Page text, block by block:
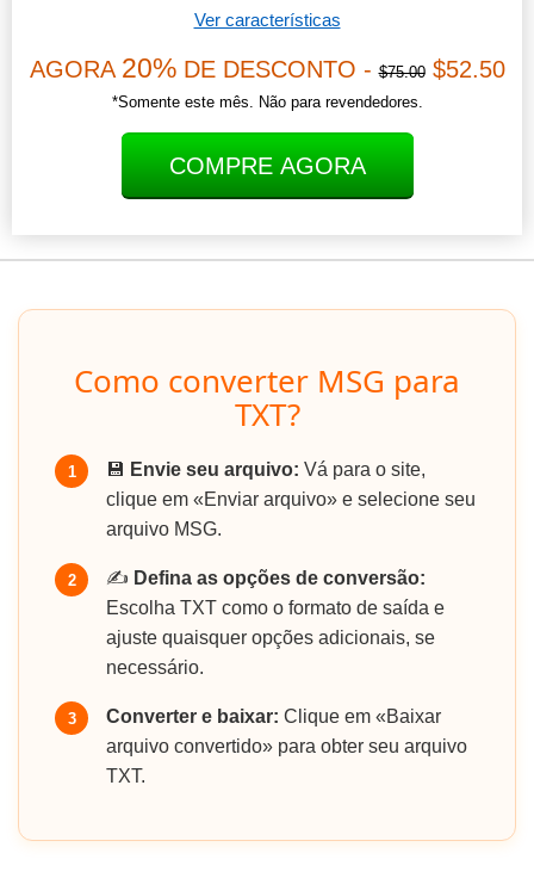
Ver características
AGORA 20%DE DESCONTO -$75.00$52.50
*Somente este mês. Não para revendedores.
COMPRE AGORA
Como converter MSG para
TXT?
1 💾 Envie seu arquivo: Vá para o site,
clique em «Enviar arquivo» e selecione seu
arquivo MSG.
2 ✍️ Defina as opções de conversão:
Escolha TXT como o formato de saída e
ajuste quaisquer opções adicionais, se
necessário.
3 Converter e baixar: Clique em «Baixar
arquivo convertido» para obter seu arquivo
TXT.